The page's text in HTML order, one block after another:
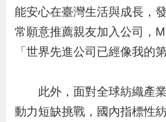
開
放
舉
能安心在臺灣生活與成長，
常願意推薦親友加入公司，
「世界先進公司已經像我的
此外，面對全球紡織產業
動力短缺挑戰，國內指標性